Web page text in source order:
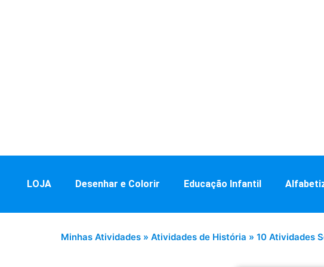
LOJA Desenhar e Colorir Educação Infantil
Minhas Atividades » Atividades de História » 10 Atividades